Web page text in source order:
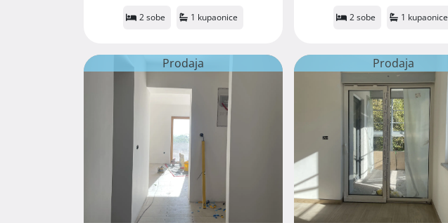
2 sobe 1 kupaonice 2 sobe 1 kupaonice
Prodaja Prodaja